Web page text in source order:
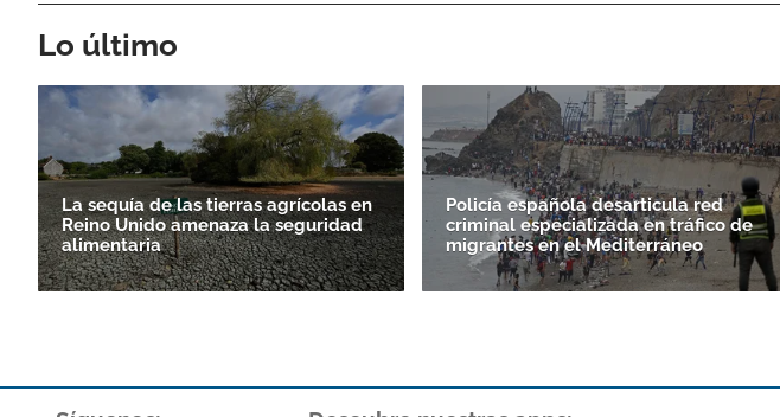
Lo último
La sequía de las tierras agrícolas en
Reino Unido amenaza la seguridad
alimentaria
Policía española desarticula red
criminal especializada en tráfico de
migrantes en el Mediterráneo